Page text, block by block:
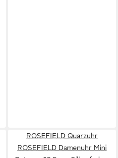
ROSEFIELD Quarzuhr
ROSEFIELD Damenuhr Mini